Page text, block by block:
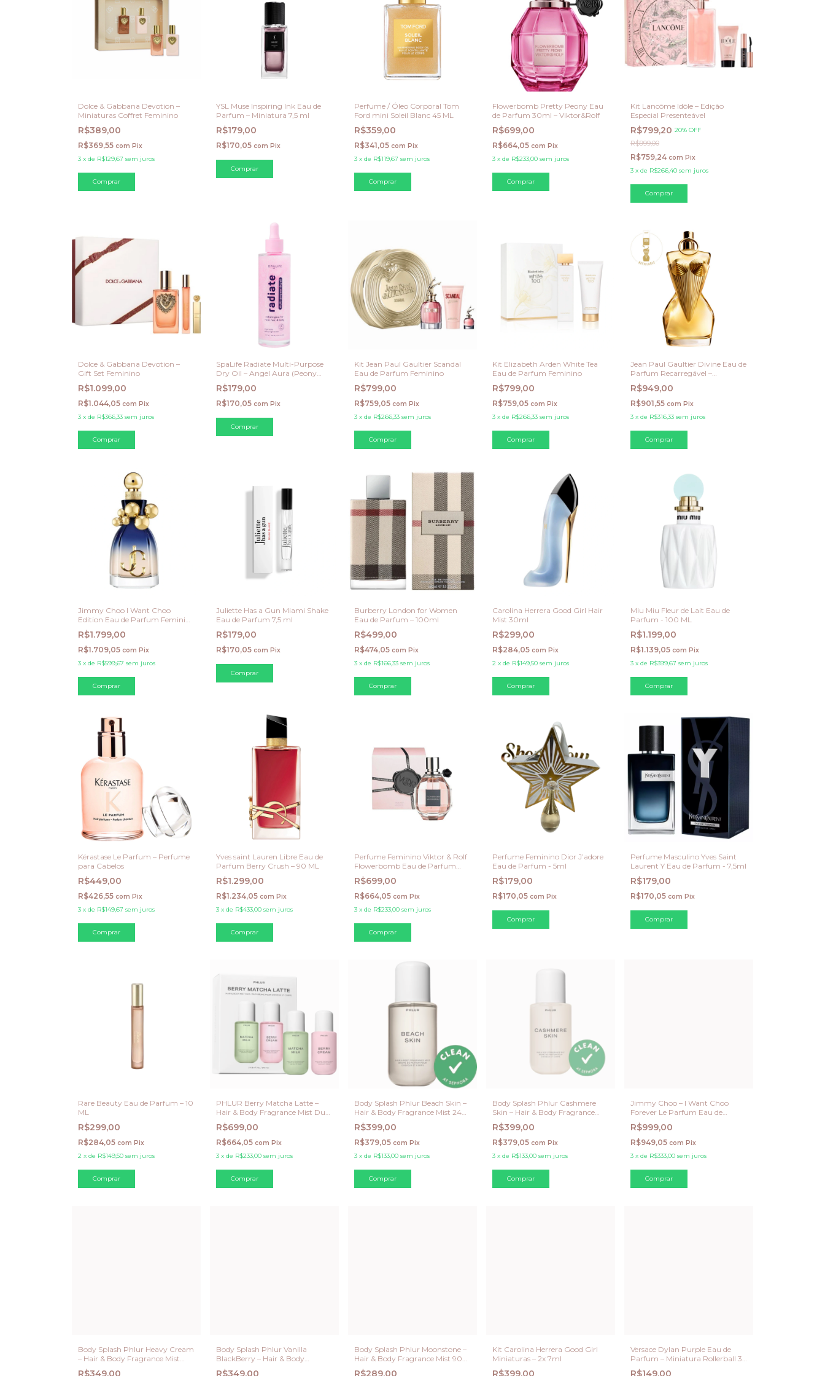
Dolce & Gabbana Devotion –
Miniaturas Coffret Feminino
R$389,00
R$369,55 com Pix
3 x de R$129,67 sem juros
YSL Muse Inspiring Ink Eau de
Parfum – Miniatura 7,5 ml
R$179,00
R$170,05 com Pix
Perfume / Óleo Corporal Tom
Ford mini Soleil Blanc 45 ML
R$359,00
R$341,05 com Pix
3 x de R$119,67 sem juros
Flowerbomb Pretty Peony Eau
de Parfum 30ml – Viktor&Rolf
R$699,00
R$664,05 com Pix
3 x de R$233,00 sem juros
Kit Lancôme Idôle – Edição
Especial Presenteável
R$799,20 20% OFF
R$999,00
R$759,24 com Pix
3 x de R$266,40 sem juros
Dolce & Gabbana Devotion –
Gift Set Feminino
R$1.099,00
R$1.044,05 com Pix
3 x de R$366,33 sem juros
SpaLife Radiate Multi-Purpose
Dry Oil – Angel Aura (Peony
Sugar Scent)
R$179,00
R$170,05 com Pix
Kit Jean Paul Gaultier Scandal
Eau de Parfum Feminino
R$799,00
R$759,05 com Pix
3 x de R$266,33 sem juros
Kit Elizabeth Arden White Tea
Eau de Parfum Feminino
R$799,00
R$759,05 com Pix
3 x de R$266,33 sem juros
Jean Paul Gaultier Divine Eau de
Parfum Recarregável –
Feminino
R$949,00
R$901,55 com Pix
3 x de R$316,33 sem juros
Jimmy Choo I Want Choo
Edition Eau de Parfum Feminino
100ml – Edição Limitada
R$1.799,00
R$1.709,05 com Pix
3 x de R$599,67 sem juros
Juliette Has a Gun Miami Shake
Eau de Parfum 7,5 ml
R$179,00
R$170,05 com Pix
Burberry London for Women
Eau de Parfum – 100ml
R$499,00
R$474,05 com Pix
3 x de R$166,33 sem juros
Carolina Herrera Good Girl Hair
Mist 30ml
R$299,00
R$284,05 com Pix
2 x de R$149,50 sem juros
Miu Miu Fleur de Lait Eau de
Parfum - 100 ML
R$1.199,00
R$1.139,05 com Pix
3 x de R$399,67 sem juros
Kérastase Le Parfum – Perfume
para Cabelos
R$449,00
R$426,55 com Pix
3 x de R$149,67 sem juros
Yves saint Lauren Libre Eau de
Parfum Berry Crush – 90 ML
R$1.299,00
R$1.234,05 com Pix
3 x de R$433,00 sem juros
Perfume Feminino Viktor & Rolf
Flowerbomb Eau de Parfum
30ml
R$699,00
R$664,05 com Pix
3 x de R$233,00 sem juros
Perfume Feminino Dior J’adore
Eau de Parfum - 5ml
R$179,00
R$170,05 com Pix
Perfume Masculino Yves Saint
Laurent Y Eau de Parfum - 7,5ml
R$179,00
R$170,05 com Pix
Rare Beauty Eau de Parfum – 10
ML
R$299,00
R$284,05 com Pix
2 x de R$149,50 sem juros
PHLUR Berry Matcha Latte –
Hair & Body Fragrance Mist Duo
(Matcha Milk + Berry Cream)
R$699,00
R$664,05 com Pix
3 x de R$233,00 sem juros
Body Splash Phlur Beach Skin –
Hair & Body Fragrance Mist 240
ML
R$399,00
R$379,05 com Pix
3 x de R$133,00 sem juros
Body Splash Phlur Cashmere
Skin – Hair & Body Fragrance
Mist 240 ML
R$399,00
R$379,05 com Pix
3 x de R$133,00 sem juros
Jimmy Choo – I Want Choo
Forever Le Parfum Eau de
Parfum Feminino 100 ML
R$999,00
R$949,05 com Pix
3 x de R$333,00 sem juros
Body Splash Phlur Heavy Cream
– Hair & Body Fragrance Mist
240 ML
R$349,00
Body Splash Phlur Vanilla
BlackBerry – Hair & Body
Fragrance Mist 240 ML
R$349,00
Body Splash Phlur Moonstone –
Hair & Body Fragrance Mist 90
ML
R$289,00
Kit Carolina Herrera Good Girl
Miniaturas – 2x 7ml
R$399,00
Versace Dylan Purple Eau de
Parfum – Miniatura Rollerball 3
ml
R$149,00